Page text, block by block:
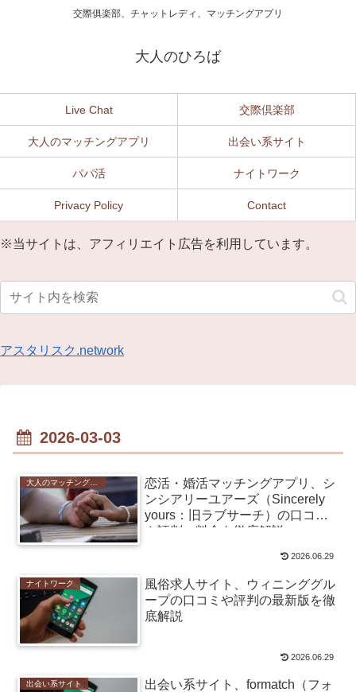
交際俱楽部、チャットレディ、マッチングアプリ
大人のひろば
Live Chat 交際倶楽部
大人のマッチングアプリ 出会い系サイト
パパ活 ナイトワーク
Privacy Policy Contact
※当サイトは、アフィリエイト広告を利用しています。
アスタリスク.network
2026-03-03
大人のマッチングアプリ
恋活・婚活マッチングアプリ、シ
ンシアリーユアーズ（Sincerely
yours：旧ラブサーチ）の口コミ
や評判、料金を徹底解説
2026.06.29
ナイトワーク
風俗求人サイト、ウィニンググル
ープの口コミや評判の最新版を徹
底解説
2026.06.29
出会い系サイト
出会い系サイト、formatch（フォ